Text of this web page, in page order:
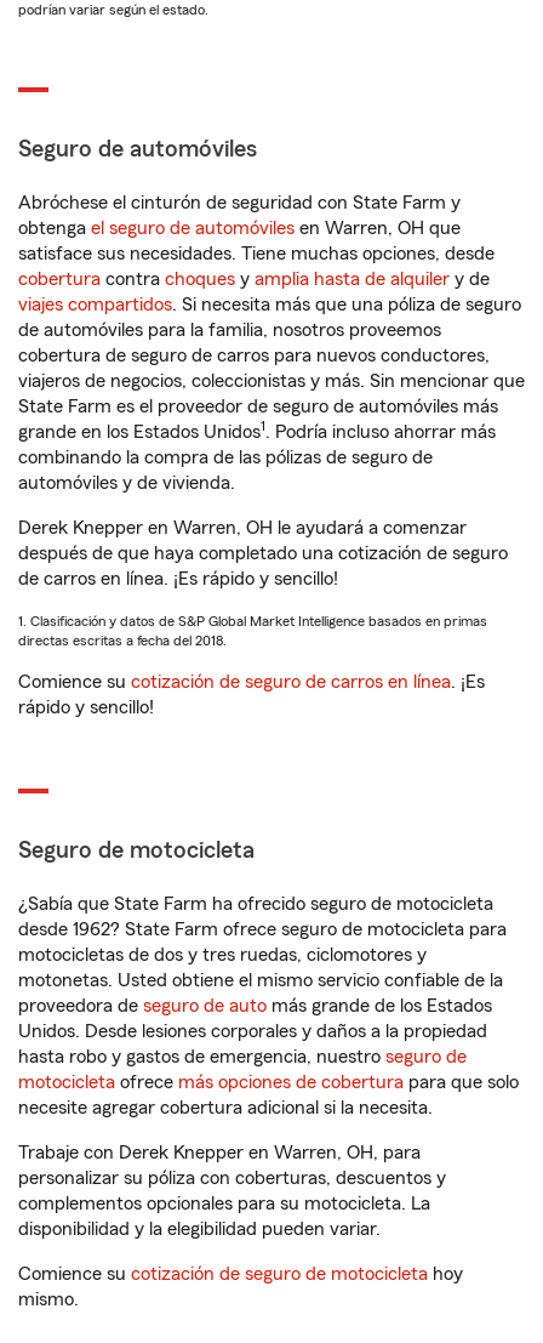
podrían variar según el estado.
Seguro de automóviles
Abróchese el cinturón de seguridad con State Farm y
obtenga el seguro de automóviles en Warren, OH que
satisface sus necesidades. Tiene muchas opciones, desde
cobertura contra choques y amplia hasta de alquiler y de
viajes compartidos. Si necesita más que una póliza de seguro
de automóviles para la familia, nosotros proveemos
cobertura de seguro de carros para nuevos conductores,
viajeros de negocios, coleccionistas y más. Sin mencionar que
State Farm es el proveedor de seguro de automóviles más
grande en los Estados Unidos1. Podría incluso ahorrar más
combinando la compra de las pólizas de seguro de
automóviles y de vivienda.
Derek Knepper en Warren, OH le ayudará a comenzar
después de que haya completado una cotización de seguro
de carros en línea. ¡Es rápido y sencillo!
1. Clasificación y datos de S&P Global Market Intelligence basados en primas
directas escritas a fecha del 2018.
Comience su cotización de seguro de carros en línea. ¡Es
rápido y sencillo!
Seguro de motocicleta
¿Sabía que State Farm ha ofrecido seguro de motocicleta
desde 1962? State Farm ofrece seguro de motocicleta para
motocicletas de dos y tres ruedas, ciclomotores y
motonetas. Usted obtiene el mismo servicio confiable de la
proveedora de seguro de auto más grande de los Estados
Unidos. Desde lesiones corporales y daños a la propiedad
hasta robo y gastos de emergencia, nuestro seguro de
motocicleta ofrece más opciones de cobertura para que solo
necesite agregar cobertura adicional si la necesita.
Trabaje con Derek Knepper en Warren, OH, para
personalizar su póliza con coberturas, descuentos y
complementos opcionales para su motocicleta. La
disponibilidad y la elegibilidad pueden variar.
Comience su cotización de seguro de motocicleta hoy
mismo.